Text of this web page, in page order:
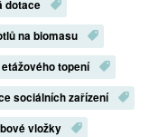
dotace
na biomasu
topení
sociálních zařízení
vložky